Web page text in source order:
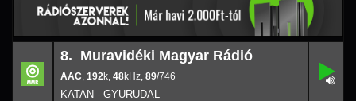
8.
8. Muravidéki Magyar Rádió
, 192k, 48 , 89/746
KATAN - GYURUDAL
k
746